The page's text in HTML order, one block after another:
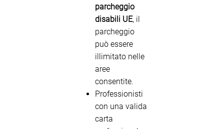
parcheggio
disabili UE, il
parcheggio
può essere
illimitato nelle
aree
consentite.
Professionisti
con una valida
carta